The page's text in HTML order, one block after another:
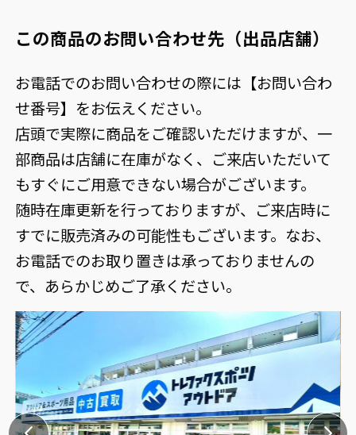
この商品のお問い合わせ先（出品店舗）
お電話でのお問い合わせの際には【お問い合わ
せ番号】をお伝えください。
店頭で実際に商品をご確認いただけますが、一
部商品は店舗に在庫がなく、ご来店いただいて
もすぐにご用意できない場合がございます。
随時在庫更新を行っておりますが、ご来店時に
すでに販売済みの可能性もございます。なお、
お電話でのお取り置きは承っておりませんの
で、あらかじめご了承ください。